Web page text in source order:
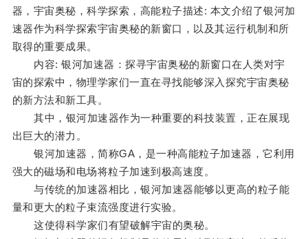
器，宇宙奥秘，科学探索，高能粒子描述: 本文介绍了银河加
速器作为科学探索宇宙奥秘的新窗口，以及其运行机制和所
取得的重要成果。
内容: 银河加速器：探寻宇宙奥秘的新窗口在人类对宇
宙的探索中，物理学家们一直在寻找能够深入探究宇宙奥秘
的新方法和新工具。
其中，银河加速器作为一种重要的科技装置，正在展现
出巨大的潜力。
银河加速器，简称GA，是一种高能粒子加速器，它利用
强大的磁场和电场将粒子加速到极高速度。
与传统的加速器相比，银河加速器能够以更高的粒子能
量和更大的粒子束流强度进行实验。
这使得科学家们有望破解宇宙的奥秘。